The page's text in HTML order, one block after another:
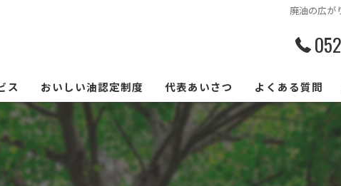
廃油の広が
ス おいしい油認定制度 代表あいさつ よくある質問